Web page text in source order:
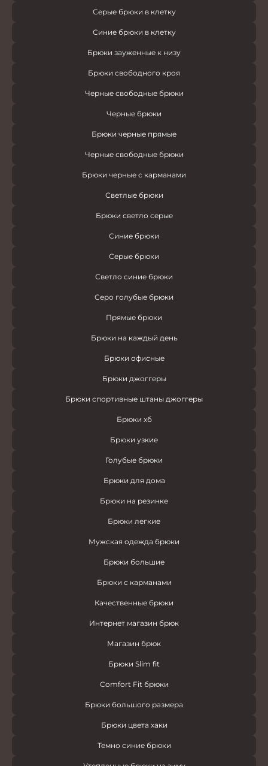
Серые брюки в клетку
Синие брюки в клетку
Брюки зауженные к низу
Брюки свободного кроя
Черные свободные брюки
Черные брюки
Брюки черные прямые
Черные свободные брюки
Брюки черные с карманами
Светлые брюки
Брюки светло серые
Синие брюки
Серые брюки
Светло синие брюки
Серо голубые брюки
Прямые брюки
Брюки на каждый день
Брюки офисные
Брюки джоггеры
Брюки спортивные штаны джоггеры
Брюки хб
Брюки узкие
Голубые брюки
Брюки для дома
Брюки на резинке
Брюки легкие
Мужская одежда брюки
Брюки большие
Брюки с карманами
Качественные брюки
Интернет магазин брюк
Магазин брюк
Брюки Slim fit
Comfort Fit брюки
Брюки большого размера
Брюки цвета хаки
Темно синие брюки